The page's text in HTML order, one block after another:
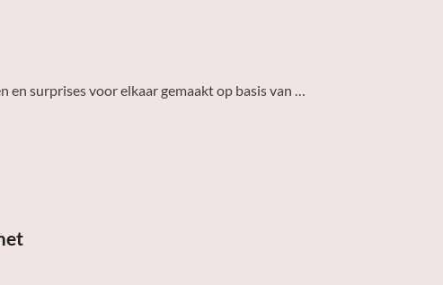
surprises voor elkaar gemaakt op basis van …